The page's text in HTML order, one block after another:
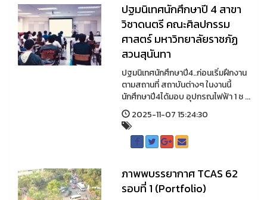
ปฐมนิเทศนักศึกษาปี 4 สาขา
วิชาดนตรี คณะศิลปกรรม
ศาสตร์ มหาวิทยาลัยราชภัฏ
สวนสุนันทา
ปฐมนิเทศนักศึกษาปี4..ก่อนเริ่มฝึกงาน
ตามสถานที่ สถาบันต่างๆ ในงานนี้
นักศึกษาปี4ได้มอบ อุปกรณไฟฟ้า 1 ช ...
2025-11-07 15:24:30
ภาพพบรรยากาศ TCAS 62
รอบที่ 1 (Portfolio)